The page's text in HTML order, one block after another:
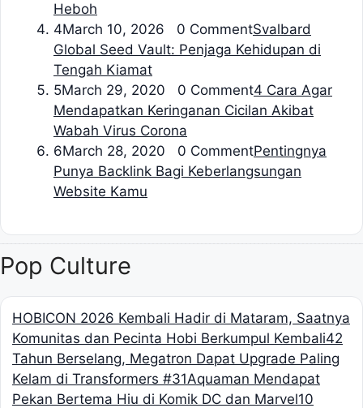
Heboh
4March 10, 2026 0 CommentSvalbard
Global Seed Vault: Penjaga Kehidupan di
Tengah Kiamat
5March 29, 2020 0 Comment4 Cara Agar
Mendapatkan Keringanan Cicilan Akibat
Wabah Virus Corona
6March 28, 2020 0 CommentPentingnya
Punya Backlink Bagi Keberlangsungan
Website Kamu
Pop Culture
HOBICON 2026 Kembali Hadir di Mataram, Saatnya
Komunitas dan Pecinta Hobi Berkumpul Kembali42
Tahun Berselang, Megatron Dapat Upgrade Paling
Kelam di Transformers #31Aquaman Mendapat
Pekan Bertema Hiu di Komik DC dan Marvel10